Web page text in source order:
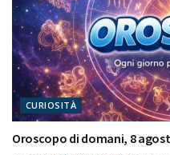
CURIOSITÀ
Oroscopo di domani, 8